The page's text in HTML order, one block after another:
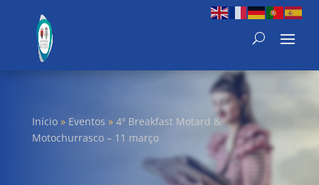
Início» Eventos » 4º Breakfast Motard &
Motochurrasco – 11 março